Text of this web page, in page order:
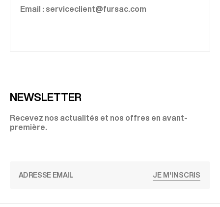
Email : serviceclient@fursac.com
NEWSLETTER
Recevez nos actualités et nos offres en avant-
première.
JE M'INSCRIS